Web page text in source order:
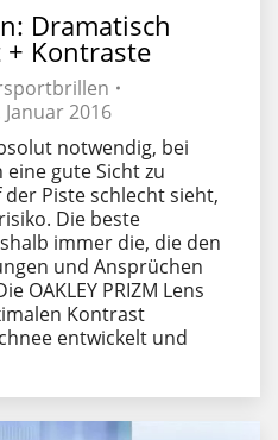
Dramatisch
+ Kontraste
Januar 2016
notwendig, bei
gute Sicht zu
Piste schlecht sieht,
Die beste
immer die, die den
und Ansprüchen
OAKLEY PRIZM Lens
Kontrast
entwickelt und